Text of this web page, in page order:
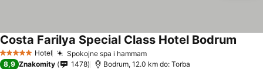
5 KategoriaHotel Spokojne spa i hammam
Costa Farilya Special Class Hotel Bodrum
8,9 Znakomity 1478 Bodrum, 12.0 km do: Torba